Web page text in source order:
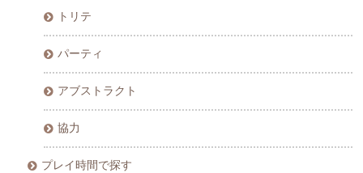
トリテ
パーティ
アブストラクト
協力
プレイ時間で探す